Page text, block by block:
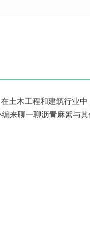
在土木工程和建筑行业中
编来聊一聊沥青麻絮与其